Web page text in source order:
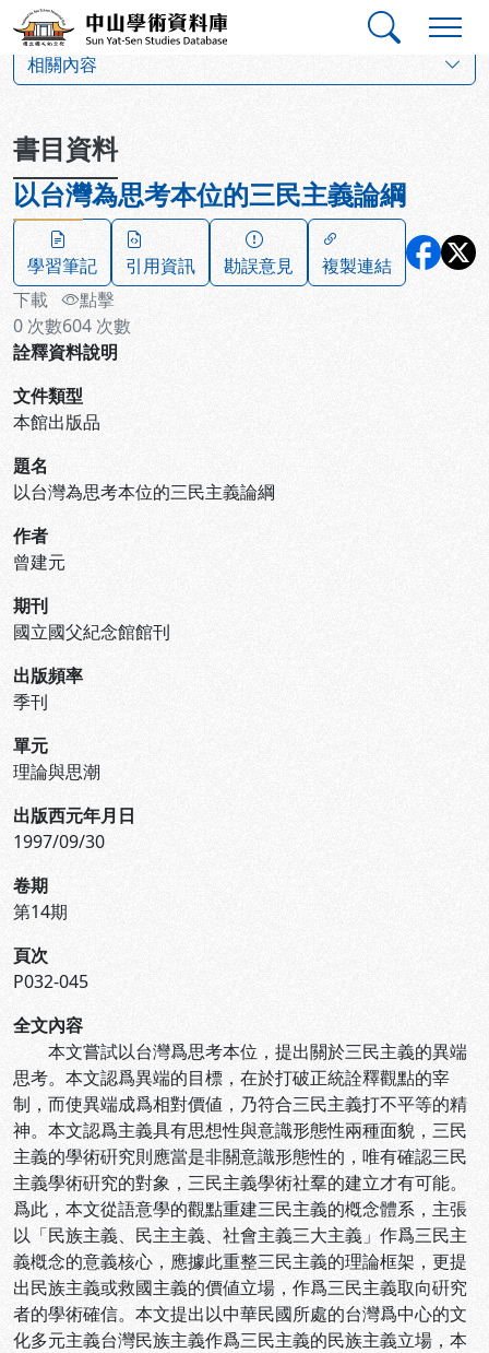
跳到主要內容
中山學術資料庫
相關內容
書目資料
以台灣為思考本位的三民主義論綱
學習筆記 引用資訊 勘誤意見
複製連結
下載
0 次數
點擊
604 次數
詮釋資料說明
文件類型
本館出版品
題名
以台灣為思考本位的三民主義論綱
作者
曾建元
期刊
國立國父紀念館館刊
出版頻率
季刊
單元
理論與思潮
出版西元年月日
1997/09/30
卷期
第14期
頁次
P032-045
全文內容
本文嘗試以台灣爲思考本位，提出關於三民主義的異端
思考。本文認爲異端的目標，在於打破正統詮釋觀點的宰
制，而使異端成爲相對價値，乃符合三民主義打不平等的精
神。本文認爲主義具有思想性與意識形態性兩種面貌，三民
主義的學術硏究則應當是非關意識形態性的，唯有確認三民
主義學術硏究的對象，三民主義學術社羣的建立才有可能。
爲此，本文從語意學的觀點重建三民主義的槪念體系，主張
以「民族主義、民主主義、社會主義三大主義」作爲三民主
義槪念的意義核心，應據此重整三民主義的理論框架，更提
出民族主義或救國主義的價値立場，作爲三民主義取向硏究
者的學術確信。本文提出以中華民國所處的台灣爲中心的文
化多元主義台灣民族主義作爲三民主義的民族主義立場，本